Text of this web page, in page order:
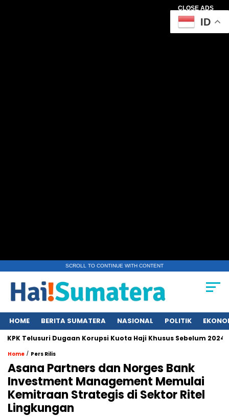
CLOSE ADS
SCROLL TO CONTINUE WITH CONTENT
HOME BERITA SUMATERA NASIONAL POLITIK
Telusuri Dugaan Korupsi Kuota Haji Khusus Sebelum 2024
Home / Pers Rilis
Asana Partners dan Norges Bank
Investment Management Memulai
Kemitraan Strategis di Sektor Ritel
Lingkungan
ID